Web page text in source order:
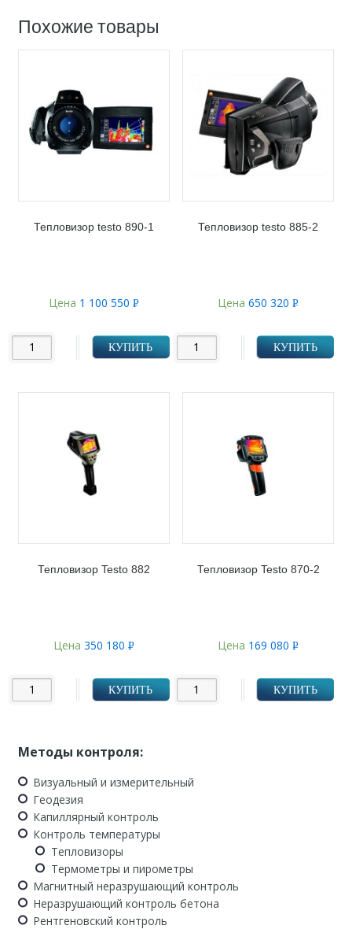
Похожие товары
Тепловизор testo 890-1
Цена 1 100 550 Р
КУПИТЬ
Тепловизор testo 885-2
Цена650 320Р
КУПИТЬ
Тепловизор Testo 882
Цена 350 180 Р
КУПИТЬ
Тепловизор Testo 870-2
Цена 169 080Р
КУПИТЬ
Методы контроля:
Визуальный и измерительный
Геодезия
Капиллярный контроль
Контроль температуры
Тепловизоры
Термометры и пирометры
Магнитный неразрушающий контроль
Неразрушающий контроль бетона
Рентгеновский контроль